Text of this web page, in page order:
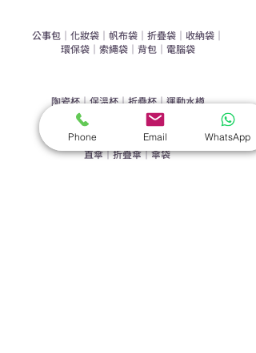
公事包｜ 化妝袋｜ 帆布袋｜ 折疊袋｜ 收納袋｜
環保袋｜ 索繩袋｜ 背包｜ 電腦袋
陶瓷杯｜保溫杯｜折疊杯｜運動水樽
直傘｜折疊傘｜傘袋
Phone Email WhatsApp